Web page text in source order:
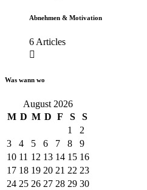
Abnehmen & Motivation
6 Articles
Was wann wo
August 2026
M D M D F S
S
1
2
3
4 5 6 7 8
9
10 11 12 13 14 15 16
17 18 19 20 21 22 23
24 25 26 27 28 29 30